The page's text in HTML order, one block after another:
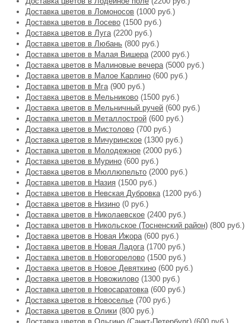
Доставка цветов в Ломоносов (1000 руб.)
Доставка цветов в Лосево (1500 руб.)
Доставка цветов в Луга(2200 руб.)
Доставка цветов в Любань (800 руб.)
Доставка цветов в Малая Вишера(2000 руб.)
Доставка цветов в Малиновые вечера(5000 руб.)
Доставка цветов в Малое Карлино (600 руб.)
Доставка цветов в Мга(900 руб.)
Доставка цветов в Мельниково (1500 руб.)
Доставка цветов в Мельничный ручей (600 руб.)
Доставка цветов в Металлострой (600 руб.)
Доставка цветов в Мистолово (700 руб.)
Доставка цветов в Мичуринское (1300 руб.)
Доставка цветов в Молодежное (2000 руб.)
Доставка цветов в Мурино (600 руб.)
Доставка цветов в Мюллюпельто (2000 руб.)
Доставка цветов в Назия (1500 руб.)
Доставка цветов в Невская Дубровка(1200 руб.)
Доставка цветов в Низино (0 руб.)
Доставка цветов в Николаевское (2400 руб.)
Доставка цветов в Никольское (Тосненский район) (800 руб.)
Доставка цветов в Новая Ижора(600 руб.)
Доставка цветов в Новая Ладога(1700 руб.)
Доставка цветов в Новогорелово (1500 руб.)
Доставка цветов в Новое Девяткино (600 руб.)
Доставка цветов в Новожилово (1300 руб.)
Доставка цветов в Новосаратовка(600 руб.)
Доставка цветов в Новоселье (700 руб.)
Доставка цветов в Олики (800 руб.)